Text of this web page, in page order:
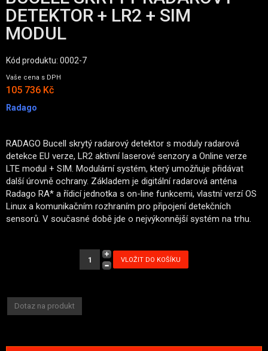
DETEKTOR + LR2 + SIM
MODUL
Kód produktu: 0002-7
Vaše cena s DPH
105 736 Kč
Radago
RADAGO Bucell skrytý radarový detektor s moduly radarová
detekce EU verze, LR2 aktivní laserové senzory a Online verze
LTE modul + SIM. Modulární systém, který umožňuje přidávat
další úrovně ochrany. Základem je digitální radarová anténa
Radago RA* a řídicí jednotka s on-line funkcemi, vlastní verzí OS
Linux a komunikačním rozhraním pro připojení detekčních
sensorů. V současné době jde o nejvýkonnější systém na trhu.
Dotaz na produkt